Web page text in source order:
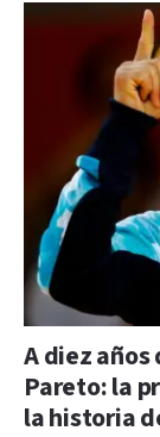
A diez
Pareto: la
la historia